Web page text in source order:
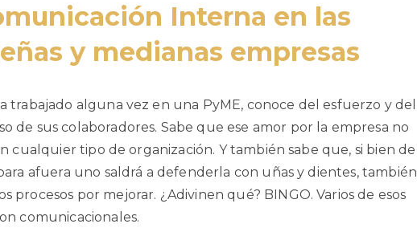
Interna en las
y medianas empresas
trabajado alguna vez en una PyME, conoce del esfuerzo y del
de sus colaboradores. Sabe que ese amor por la empresa no
cualquier tipo de organización. Y también sabe que, si bien de
afuera uno saldrá a defenderla con uñas y dientes, también
procesos por mejorar. ¿Adivinen qué? BINGO. Varios de esos
comunicacionales.